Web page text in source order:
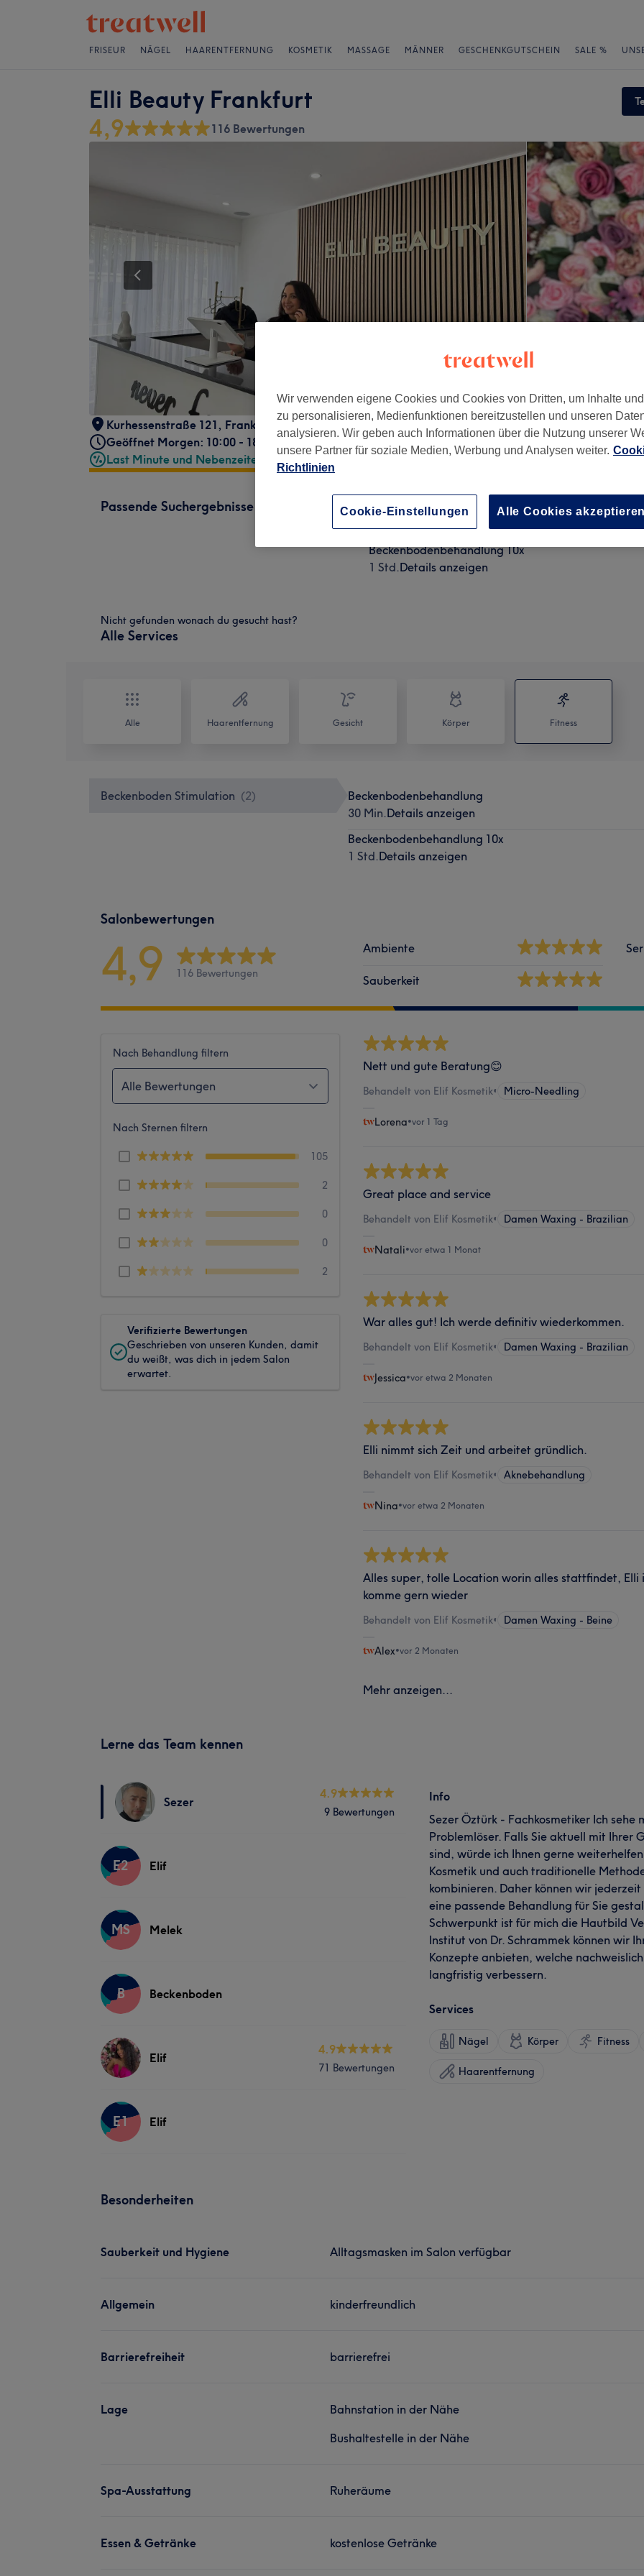
FRISEUR NÄGEL HAARENTFERNUNG KOSMETIK MASSAGE MÄNNER GESCHENKGUTSCHEIN SALE %
Elli Beauty Frankfurt
4,9 116 Bewertungen
Kurhessenstraße 121 , Frankfurt am Main, Germany, 60431
Geöffnet Morgen: 10:00 - 18:00
Last Minute und Nebenzeiten
Passende Suchergebnisse
Beckenbodenbehandlung
Beckenbodenbehandlung 10x
1 Std.Details anzeigen
Nicht gefunden wonach du gesucht hast?
Alle Services
Alle Haarentfernung Gesicht Körper Fitness
Beckenboden Stimulation (2)
Beckenbodenbehandlung
30 Min.Details anzeigen
Beckenbodenbehandlung 10x
1 Std.Details anzeigen
Salonbewertungen
4,9 116 Bewertungen
Ambiente
Sauberkeit
Nach Behandlung filtern
Alle Bewertungen
Nach Sternen filtern
105
2
0
0
2
Verifizierte Bewertungen
Geschrieben von unseren Kunden, damit
du weißt, was dich in jedem Salon
erwartet.
Nett und gute Beratung😊
Behandelt von Elif Kosmetik• Micro-Needling
Lorena•vor 1 Tag
Great place and service
Behandelt von Elif Kosmetik• Damen Waxing - Brazilian
Natali•vor etwa 1 Monat
War alles gut! Ich werde definitiv wiederkommen.
Behandelt von Elif Kosmetik• Damen Waxing - Brazilian
Jessica•vor etwa 2 Monaten
Elli nimmt sich Zeit und arbeitet gründlich.
Behandelt von Elif Kosmetik• Aknebehandlung
Nina•vor etwa 2 Monaten
Alles super, tolle Location worin alles stattfindet, Elli
komme gern wieder
Behandelt von Elif Kosmetik• Damen Waxing - Beine
Alex•vor 2 Monaten
Mehr anzeigen...
Lerne das Team kennen
Sezer
4.9
9 Bewertungen
E2 Elif
MS Melek
B Beckenboden
Elif
4.9
71 Bewertungen
E1 Elif
Info
Sezer Öztürk - Fachkosmetiker Ich sehe
Problemlöser. Falls Sie aktuell mit Ihrer
sind, würde ich Ihnen gerne
Kosmetik und auch traditionelle
kombinieren. Daher können wir
eine passende Behandlung für Sie
Schwerpunkt ist für mich die Hautbild
Institut von Dr. Schrammek können wir
Konzepte anbieten, welche
langfristig verbessern.
Services
Nägel Körper Fitness
Haarentfernung
Besonderheiten
Sauberkeit und Hygiene Alltagsmasken im Salon verfügbar
Allgemein kinderfreundlich
Barrierefreiheit barrierefrei
Lage
Bahnstation in der Nähe
Bushaltestelle in der Nähe
Spa-Ausstattung Ruheräume
Essen & Getränke kostenlose Getränke
Wir verwenden eigene Cookies und Cookies von Dritten, um Inhalte
zu personalisieren, Medienfunktionen bereitzustellen und unseren
analysieren. Wir geben auch Informationen über die Nutzung unserer
unsere Partner für soziale Medien, Werbung und Analysen weiter.
Richtlinien
Cookie-Einstellungen Alle Cookies akzeptieren